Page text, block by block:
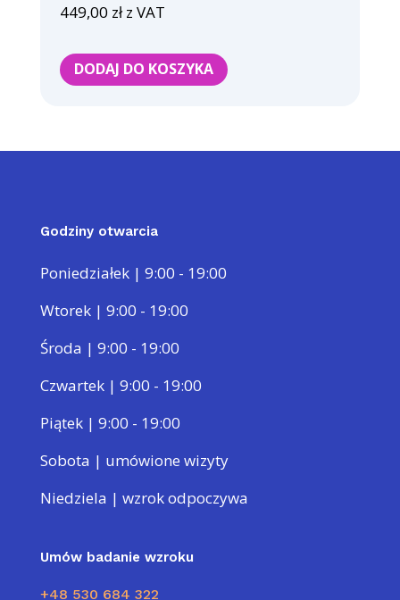
449,00 zł z VAT
DODAJ DO KOSZYKA
Godziny otwarcia
Poniedziałek | 9:00 - 19:00
Wtorek | 9:00 - 19:00
Środa | 9:00 - 19:00
Czwartek | 9:00 - 19:00
Piątek | 9:00 - 19:00
Sobota | umówione wizyty
Niedziela | wzrok odpoczywa
Umów badanie wzroku
+48 530 684 322